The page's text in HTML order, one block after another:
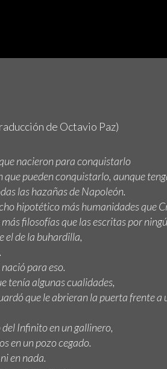
de Octavio Paz)
nacieron para conquistarlo
que pueden conquistarlo, aunque
las hazañas de Napoleón.
hipotético más humanidades que
filosofías que las escritas por
el de la buhardilla,
para eso.
tenía algunas cualidades,
que le abrieran la puerta frente a
Infinito en un gallinero,
en un pozo cegado.
en nada.